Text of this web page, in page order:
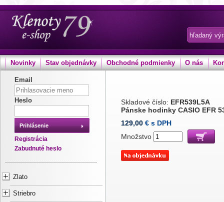
Novinky Stav objednávky Obchodné podmienky O nás
Email
Heslo
Prihlásenie
Registrácia
Zabudnuté heslo
Zlato
Striebro
Skladové číslo: EFR539L5A
Pánske hodinky CASIO EFR
129,00 € s DPH
Množstvo